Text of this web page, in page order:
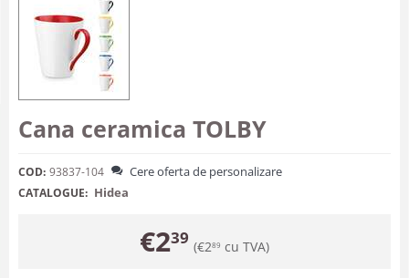
Cana ceramica TOLBY
COD: 93837-104 Cere oferta de personalizare
CATALOGUE: Hidea
€239 (€289 cu TVA)